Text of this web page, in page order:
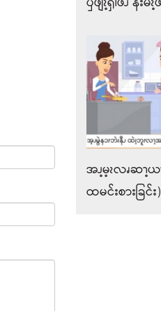
အၪ့မ့ၩလၧဆၫ့
ထမင်းစားခြင်း)